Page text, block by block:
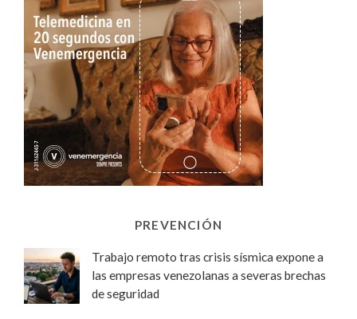
PREVENCIÓN
Trabajo remoto tras crisis sísmica expone a
las empresas venezolanas a severas brechas
de seguridad